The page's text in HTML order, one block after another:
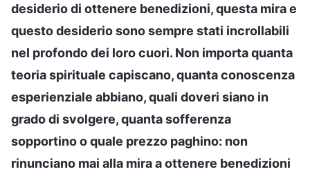
desiderio di ottenere benedizioni, questa mira e
questo desiderio sono sempre stati incrollabili
nel profondo dei loro cuori. Non importa quanta
teoria spirituale capiscano, quanta conoscenza
esperienziale abbiano, quali doveri siano in
grado di svolgere, quanta sofferenza
sopportino o quale prezzo paghino: non
rinunciano mai alla mira a ottenere benedizioni